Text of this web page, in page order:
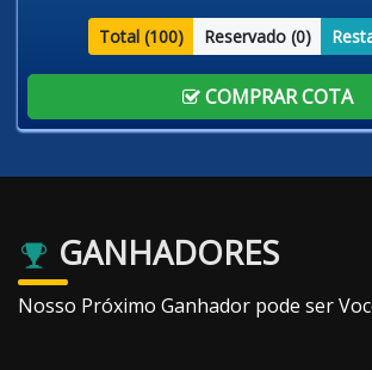
Total (100) Reservado (0)
COMPRAR COTA
GANHADORES
Nosso Próximo Ganhador pode ser